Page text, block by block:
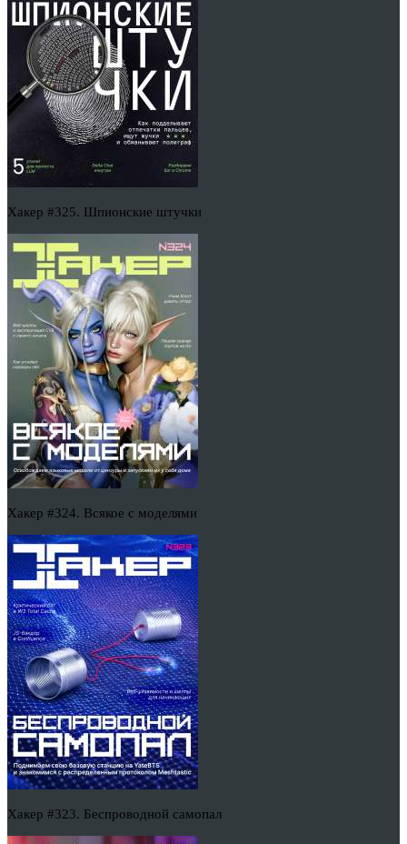
Хакер #325. Шпионские штучки
Хакер #324. Всякое с моделями
Хакер #323. Беспроводной самопал